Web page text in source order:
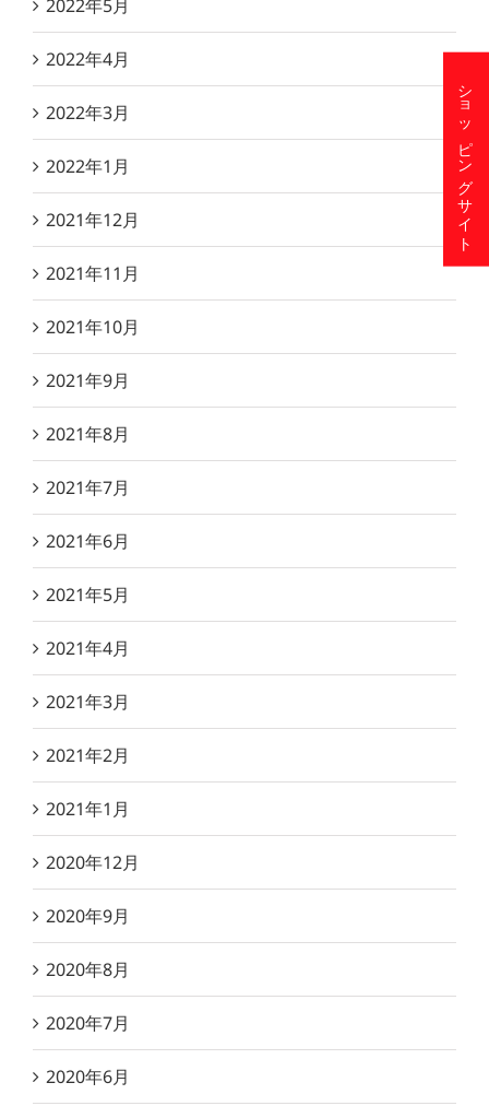
2022年5月
2022年4月
2022年3月
2022年1月
2021年12月
2021年11月
2021年10月
2021年9月
2021年8月
2021年7月
2021年6月
2021年5月
2021年4月
2021年3月
2021年2月
2021年1月
2020年12月
2020年9月
2020年8月
2020年7月
2020年6月
ショッピングサイト